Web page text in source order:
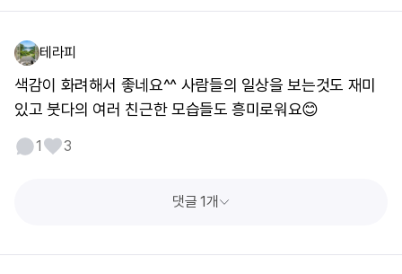
테라피
색감이 화려해서 좋네요^^ 사람들의 일상을 보는것도 재미
있고 붓다의 여러 친근한 모습들도 흥미로워요😊
1 3
댓글 1개